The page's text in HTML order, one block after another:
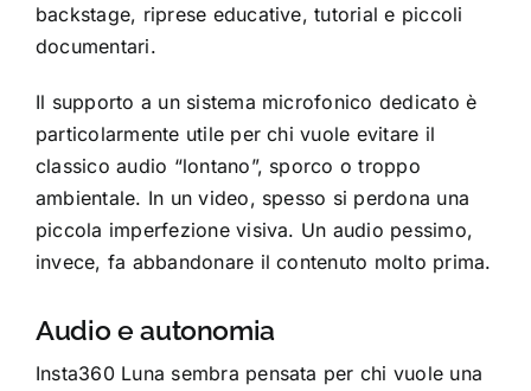
backstage, riprese educative, tutorial e piccoli
documentari.
Il supporto a un sistema microfonico dedicato è
particolarmente utile per chi vuole evitare il
classico audio “lontano”, sporco o troppo
ambientale. In un video, spesso si perdona una
piccola imperfezione visiva. Un audio pessimo,
invece, fa abbandonare il contenuto molto prima.
Audio e autonomia
Insta360 Luna sembra pensata per chi vuole una